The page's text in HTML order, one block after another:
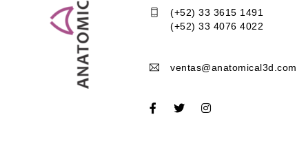
(+52) 33 3615 1491
(+52) 33 4076 4022
ventas@anatomical3d.com